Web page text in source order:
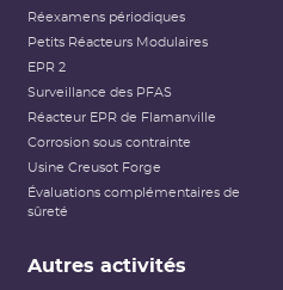
Réexamens périodiques
Petits Réacteurs Modulaires
EPR 2
Surveillance des PFAS
Réacteur EPR de Flamanville
Corrosion sous contrainte
Usine Creusot Forge
Évaluations complémentaires de
sûreté
Autres activités